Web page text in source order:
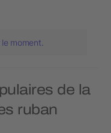
moment.
de la
ruban